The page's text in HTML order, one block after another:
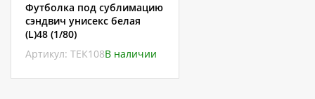
Футболка под сублимацию
сэндвич унисекс белая
(L)48 (1/80)
Артикул: ТЕК108В наличии